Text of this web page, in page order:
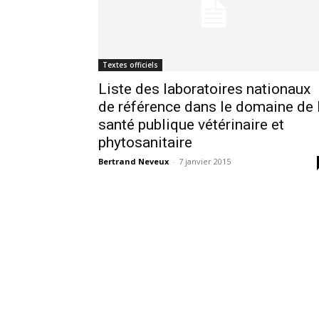
Textes officiels
Liste des laboratoires nationaux
de référence dans le domaine de
santé publique vétérinaire et
phytosanitaire
Bertrand Neveux - 7 janvier 2015